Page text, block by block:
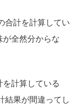
合計を計算してい
全然分からな
を計算している
結果が間違ってし